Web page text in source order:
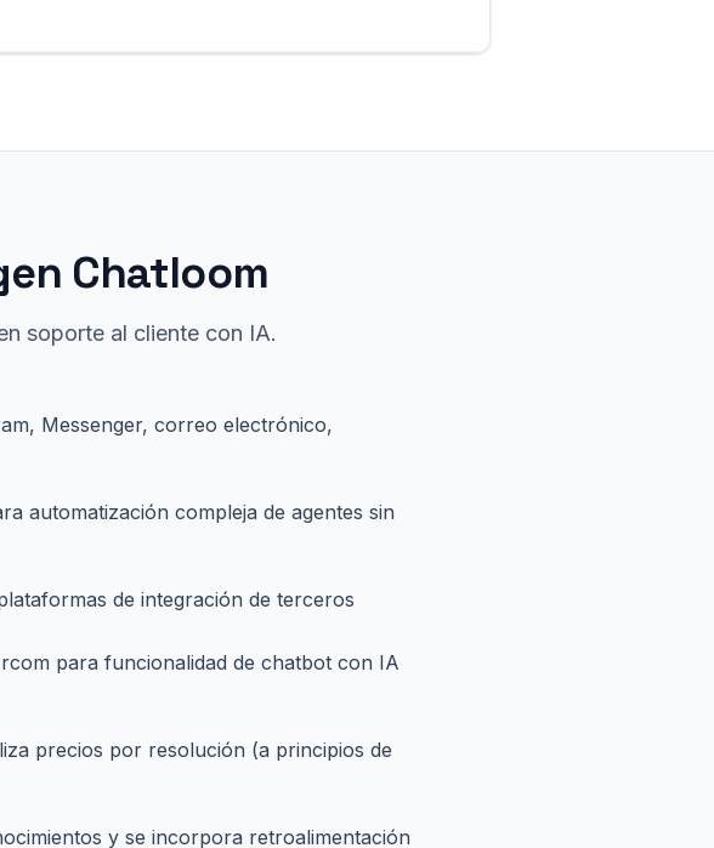
Chatloom
soporte al cliente con IA.
Messenger, correo electrónico,
automatización compleja de agentes sin
de integración de terceros
para funcionalidad de chatbot con IA
precios por resolución (a principios de
y se incorpora retroalimentación